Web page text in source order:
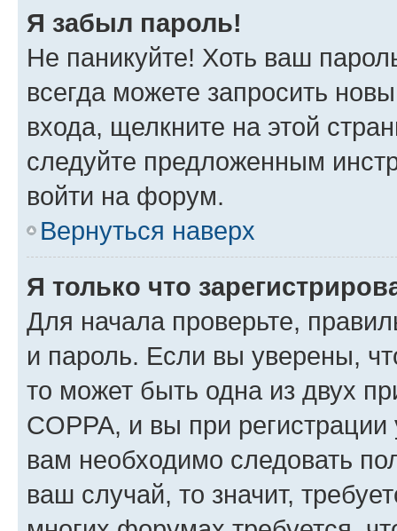
Я забыл пароль!
Не паникуйте! Хоть ваш
всегда можете запросить
входа, щелкните на этой
следуйте предложенным
войти на форум.
Вернуться наверх
Я только что
Для начала проверьте,
и пароль. Если вы уверены,
то может быть одна из двух
COPPA, и вы при
вам необходимо следовать
ваш случай, то значит,